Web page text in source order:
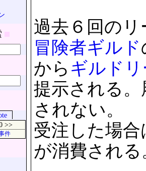
>>
件
過去６回の
冒険者ギルド
から ギルド
提示される
されない。
受注した場
が消費される